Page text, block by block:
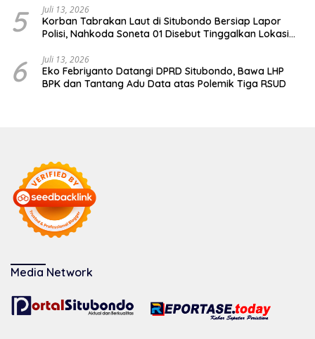
5 Juli 13, 2026
Korban Tabrakan Laut di Situbondo Bersiap Lapor
Polisi, Nahkoda Soneta 01 Disebut Tinggalkan Lokasi
6 Juli 13, 2026
Eko Febriyanto Datangi DPRD Situbondo, Bawa LHP
BPK dan Tantang Adu Data atas Polemik Tiga RSUD
Media Network